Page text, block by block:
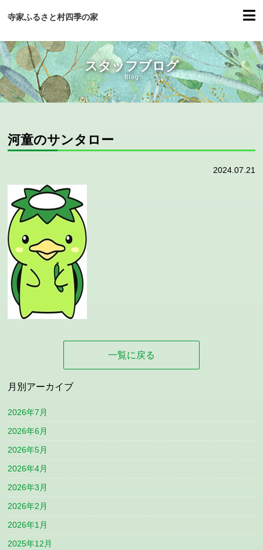
寺家ふるさと村四季の家
スタッフブログ
Blog
河童のサンタロー
2024.07.21
一覧に戻る
月別アーカイブ
2026年7月
2026年6月
2026年5月
2026年4月
2026年3月
2026年2月
2026年1月
2025年12月